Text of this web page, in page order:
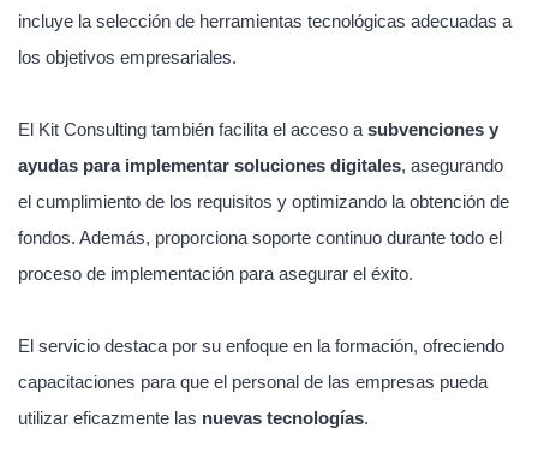
incluye la selección de herramientas tecnológicas adecuadas a
los objetivos empresariales.
El Kit Consulting también facilita el acceso a subvenciones y
ayudas para implementar soluciones digitales, asegurando
el cumplimiento de los requisitos y optimizando la obtención de
fondos. Además, proporciona soporte continuo durante todo el
proceso de implementación para asegurar el éxito.
El servicio destaca por su enfoque en la formación, ofreciendo
capacitaciones para que el personal de las empresas pueda
utilizar eficazmente las nuevas tecnologías.